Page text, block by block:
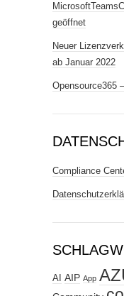
geöffnet
Neuer
ab Januar 2022
Opensource365
Compliance
AI AIP App